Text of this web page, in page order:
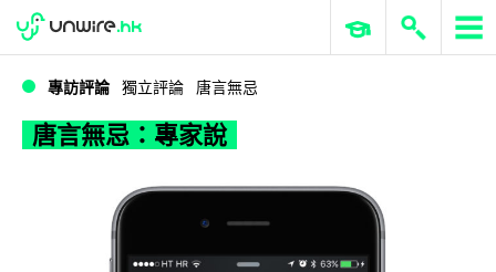
唐言無忌：專家說
WWDC 2026 ERP 與商業 AI
專訪評論 獨立評論 唐言無忌
唐言無忌：專家說